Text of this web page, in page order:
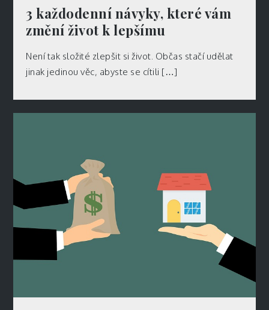
3 každodenní návyky, které vám
změní život k lepšímu
Není tak složité zlepšit si život. Občas stačí udělat
jinak jedinou věc, abyste se cítili […]